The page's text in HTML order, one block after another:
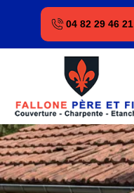
04 82 29 46 21